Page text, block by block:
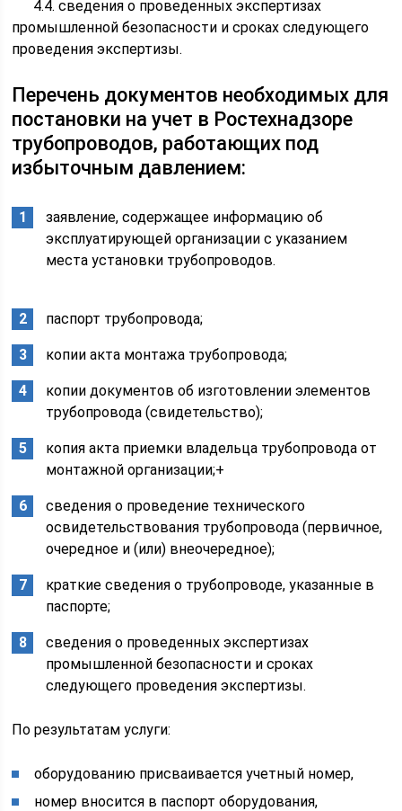
4.4. сведения о проведенных экспертизах
промышленной безопасности и сроках следующего
проведения экспертизы.
Перечень документов необходимых для
постановки на учет в Ростехнадзоре
трубопроводов, работающих под
избыточным давлением:
заявление, содержащее информацию об
эксплуатирующей организации с указанием
места установки трубопроводов.
паспорт трубопровода;
копии акта монтажа трубопровода;
копии документов об изготовлении элементов
трубопровода (свидетельство);
копия акта приемки владельца трубопровода от
монтажной организации;+
сведения о проведение технического
освидетельствования трубопровода (первичное,
очередное и (или) внеочередное);
краткие сведения о трубопроводе, указанные в
паспорте;
сведения о проведенных экспертизах
промышленной безопасности и сроках
следующего проведения экспертизы.
По результатам услуги:
оборудованию присваивается учетный номер,
номер вносится в паспорт оборудования,